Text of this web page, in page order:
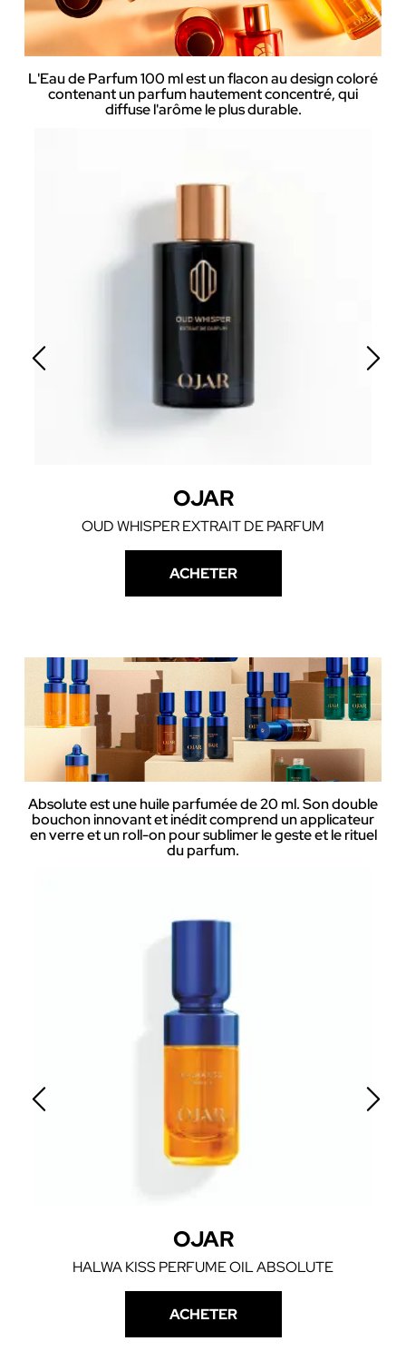
L'Eau de Parfum 100 ml est un flacon au design coloré
contenant un parfum hautement concentré, qui
diffuse l'arôme le plus durable.
OJAR
OUD WHISPER EXTRAIT DE PARFUM
ACHETER
Absolute est une huile parfumée de 20 ml. Son double
bouchon innovant et inédit comprend un applicateur
en verre et un roll-on pour sublimer le geste et le rituel
du parfum.
OJAR
HALWA KISS PERFUME OIL ABSOLUTE
ACHETER